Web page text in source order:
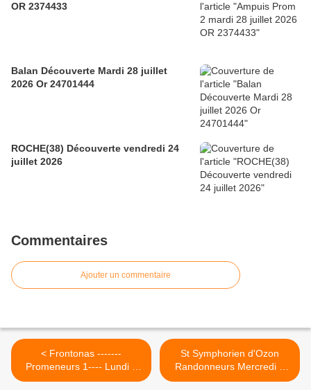
OR 2374433
Balan Découverte Mardi 28 juillet
2026 Or 24701444
ROCHE(38) Découverte vendredi 24
juillet 2026
Commentaires
Ajouter un commentaire
< Frontonas -------
Promeneurs 1---- Lundi 3
septembre 2018
St Symphorien d'Ozon
Randonneurs Mercredi 5
septembre 2018 >